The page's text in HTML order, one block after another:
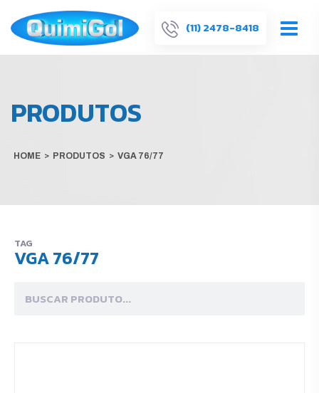
(11) 2478-8418
PRODUTOS
HOME > PRODUTOS > VGA 76/77
TAG
VGA 76/77